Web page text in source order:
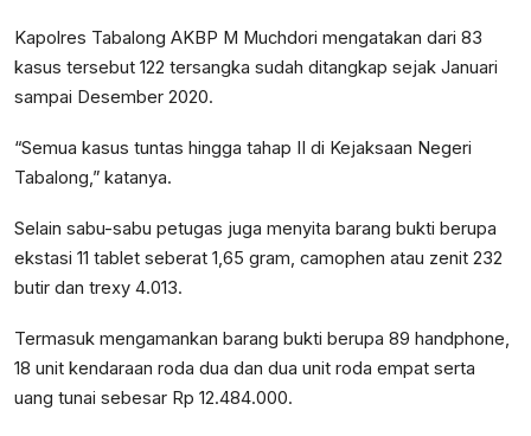
Kapolres Tabalong AKBP M Muchdori mengatakan dari 83
kasus tersebut 122 tersangka sudah ditangkap sejak Januari
sampai Desember 2020.
“Semua kasus tuntas hingga tahap II di Kejaksaan Negeri
Tabalong,” katanya.
Selain sabu-sabu petugas juga menyita barang bukti berupa
ekstasi 11 tablet seberat 1,65 gram, camophen atau zenit 232
butir dan trexy 4.013.
Termasuk mengamankan barang bukti berupa 89 handphone,
18 unit kendaraan roda dua dan dua unit roda empat serta
uang tunai sebesar Rp 12.484.000.